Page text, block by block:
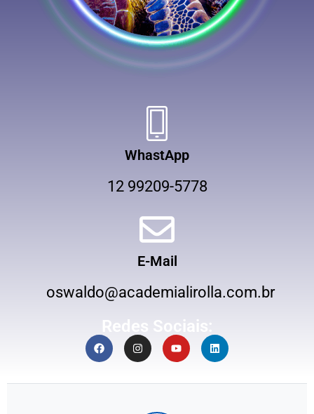
WhastApp
12 99209-5778
E-Mail
oswaldo@academialirolla.com.br
Redes Sociais: